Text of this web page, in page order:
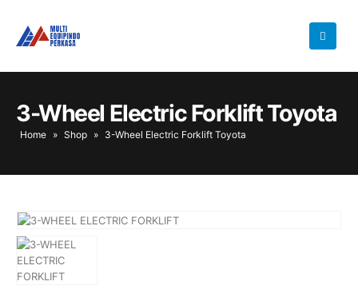
3-Wheel Electric Forklift Toyota
Home » Shop » 3-Wheel Electric Forklift Toyota